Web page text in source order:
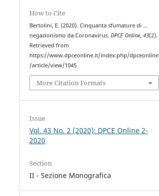
How to Cite
Bertolini, E. (2020). Cinquanta sfumature di …
negazionismo da Coronavirus.DPCE Online,43(2).
Retrieved from
https://www.dpceonline.it/index.php/dpceonline
/article/view/1045
More Citation Formats
Issue
Vol. 43 No. 2 (2020): DPCE Online 2-
2020
Section
II - Sezione Monografica